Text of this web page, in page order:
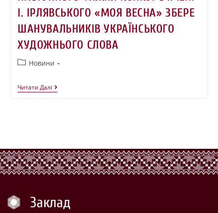
І. ІРЛЯВСЬКОГО «МОЯ ВЕСНА» ЗБЕРЕ
ШАНУВАЛЬНИКІВ УКРАЇНСЬКОГО
ХУДОЖНЬОГО СЛОВА
Новини
Читати Далі
Заклад